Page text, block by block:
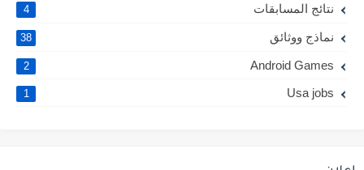
نتائج المسابقات 4
نماذج ووثائق 38
Android Games
2
Usa jobs
1